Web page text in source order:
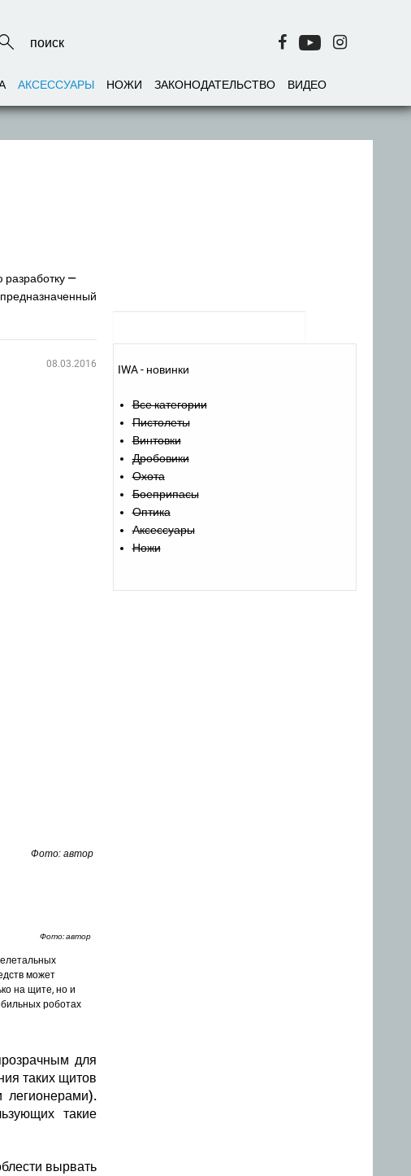
АКСЕССУАРЫ НОЖИ ЗАКОНОДАТЕЛЬСТВО ВИДЕО
разработку —
08.03.2016
Фото: автор
Фото: автор
может
на щите, но и
роботах
для
таких щитов
такие
вырвать
IWA - новинки
Все категории
Пистолеты
Винтовки
Дробовики
Охота
Боеприпасы
Оптика
Аксессуары
Ножи